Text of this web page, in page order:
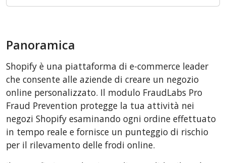
BigCommerce
CSCart
LiteCart
ZenCart
PinnacleCart
FoxyCart
Easy Digital Downloads
Panoramica
Shopify è una piattaforma di e-commerce leader
che consente alle aziende di creare un negozio
online personalizzato. Il modulo FraudLabs Pro
Fraud Prevention protegge la tua attività nei
negozi Shopify esaminando ogni ordine effettuato
in tempo reale e fornisce un punteggio di rischio
per il rilevamento delle frodi online.